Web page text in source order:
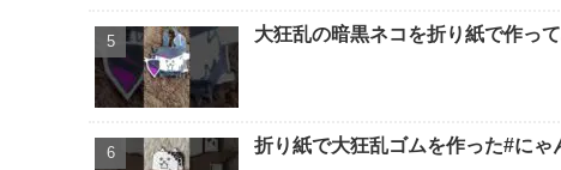
大狂乱の暗黒ネコを折り紙で作っ
折り紙で大狂乱ゴムを作った#に